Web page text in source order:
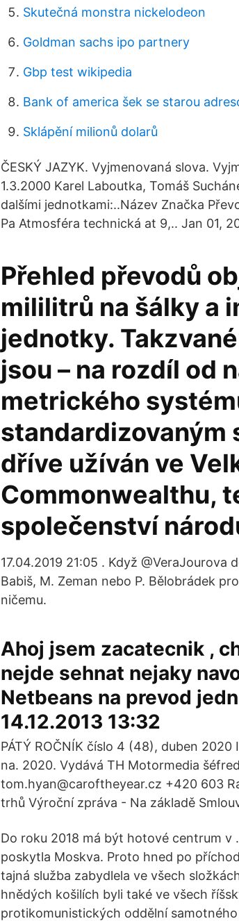
Skutečná monstra nickelodeon
Goldman sachs ipo partnery
Gbp test wikipedia
Bank of america šek se starou
Sklápění milionů dolarů
ČESKÝ JAZYK. Vyjmenovaná slova.
1.3.2000 Karel Laboutka, Tomáš
dalšími jednotkami:..Název Značka
Pa Atmosféra technická at 9,.. Jan 01,
Přehled převodů
mililitrů na šálky a
jednotky.
jsou – na rozdíl od
metrického
standardizovaným
dříve užíván ve
Commonwealthu,
společenství
17.04.2019 21:05 . Když
Babiš, M. Zeman nebo P. Bělobrádek
ničemu.
Ahoj jsem zacatecnik ,
nejde sehnat nejaky
Netbeans na prevod
14.12.2013 13:32
PÁTÝ ROČNÍK číslo 4 (48), duben
na. 2020. Vydává TH Motormedia
tom.hyan@caroftheyear.cz +420 603
trhů Výroční zpráva - Na základě
Do roku 2018 má být hotové centrum
poskytla Moskva. Proto hned po
tajná služba zabydlela ve všech
hnědých košilích byli také ve všech
protikomunistických oddělní